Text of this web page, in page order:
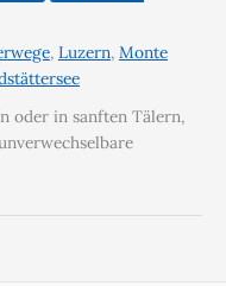
, Luzern, Monte
oder in sanften Tälern,